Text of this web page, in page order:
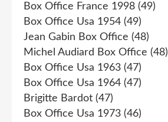
Box Office France 1998 (49)
Box Office Usa 1954 (49)
Jean Gabin Box Office (48)
Michel Audiard Box Office (48)
Box Office Usa 1963 (47)
Box Office Usa 1964 (47)
Brigitte Bardot (47)
Box Office Usa 1973 (46)